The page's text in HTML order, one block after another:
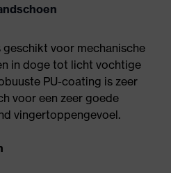
voor mechanische
in doge tot licht vochtige
PU-coating is zeer
voor een zeer goede
vingertoppengevoel.